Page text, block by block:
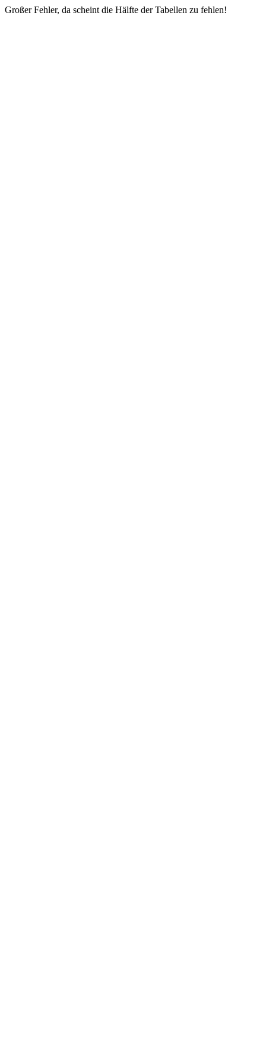
Großer Fehler, da scheint die Hälfte der Tabellen zu fehlen!